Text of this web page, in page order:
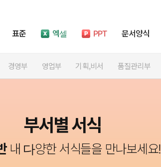
표준 엑셀 PPT 문서양식
경영부 영업부 기획,비서 품질관리부
부서별 서식
내 다양한 서식들을 만나보세요!